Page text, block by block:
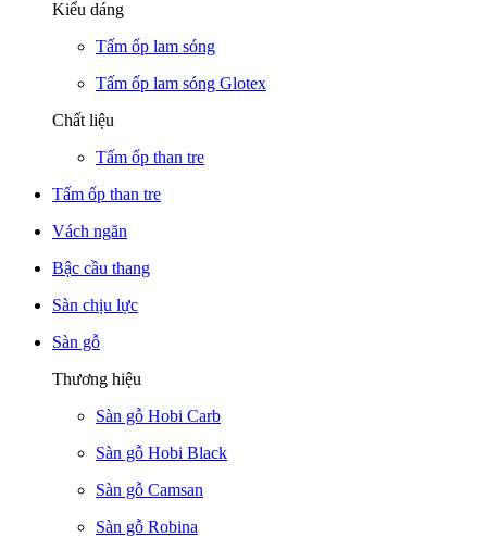
Kiểu dáng
Tấm ốp lam sóng
Tấm ốp lam sóng Glotex
Chất liệu
Tấm ốp than tre
Tấm ốp than tre
Vách ngăn
Bậc cầu thang
Sàn chịu lực
Sàn gỗ
Thương hiệu
Sàn gỗ Hobi Carb
Sàn gỗ Hobi Black
Sàn gỗ Camsan
Sàn gỗ Robina